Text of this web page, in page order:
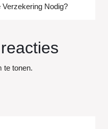
Verzekering Nodig?
te tonen.